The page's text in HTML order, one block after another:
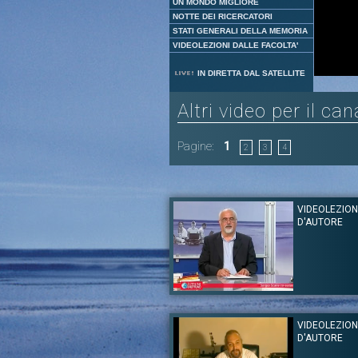
UN MONDO MIGLIORE
NOTTE DEI RICERCATORI
STATI GENERALI DELLA MEMORIA
VIDEOLEZIONI DALLE FACOLTA'
IN DIRETTA DAL SATELLITE
Altri video per il
Pagine: 1 2 3 4
VIDEOLEZIONI
D'AUTORE
Autore:Sergio Scalia - Maria Lombardi
Canale:Videolezioni d'Autore
Sergio Scalia, insegnante, fisico e scrittore di
per un utilizzo intelligente”, presenta il
giornalista del Messaggero Maria
VIDEOLEZIONI
D'AUTORE